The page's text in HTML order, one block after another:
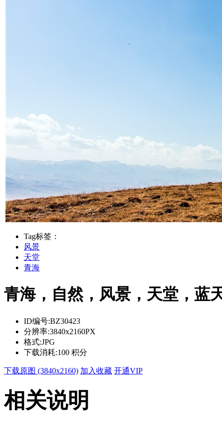
Tag标签：
风景
天堂
青海
青海，自然，风景，天堂，蓝
ID编号:BZ30423
分辨率:3840x2160PX
格式:JPG
下载消耗:100 积分
下载原图 (3840x2160) 加入收藏 开通VIP
相关说明